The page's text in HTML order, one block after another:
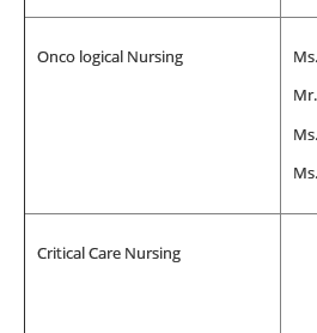
Onco logical Nursing
Critical Care Nursing